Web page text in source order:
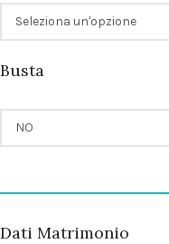
Busta
Dati Matrimonio